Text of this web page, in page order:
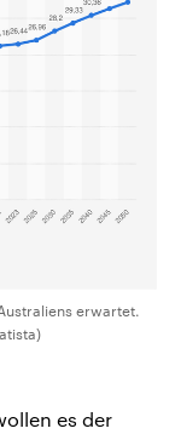
erwartet.
es der